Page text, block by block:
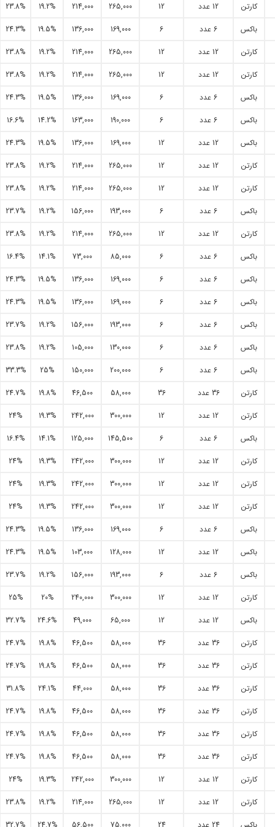
کارتن
12 عدد 12
265,000
214,000
19.2%
23.8%
باکس
6 عدد 6
169,000
136,000
19.5%
24.3%
کارتن
12 عدد 12
265,000
214,000
19.2%
23.8%
کارتن
12 عدد 12
265,000
214,000
19.2%
23.8%
باکس
6 عدد 6
169,000
136,000
19.5%
24.3%
باکس
6 عدد 6
190,000
163,000
14.2%
16.6%
باکس
12 عدد 12
169,000
136,000
19.5%
24.3%
کارتن
12 عدد 12
265,000
214,000
19.2%
23.8%
کارتن
12 عدد 12
265,000
214,000
19.2%
23.8%
باکس
6 عدد 6
193,000
156,000
19.2%
23.7%
کارتن
12 عدد 12
265,000
214,000
19.2%
23.8%
باکس
6 عدد 6
85,000
73,000
14.1%
16.4%
باکس
6 عدد 6
169,000
136,000
19.5%
24.3%
باکس
6 عدد 6
169,000
136,000
19.5%
24.3%
باکس
6 عدد 6
193,000
156,000
19.2%
23.7%
باکس
6 عدد 6
130,000
105,000
19.2%
23.8%
باکس
6 عدد 6
200,000
150,000
25%
33.3%
کارتن
36 عدد 36
58,000
46,500
19.8%
24.7%
کارتن
12 عدد 12
300,000
242,000
19.3%
24%
باکس
6 عدد 6
145,500
125,000
14.1%
16.4%
کارتن
12 عدد 12
300,000
242,000
19.3%
24%
کارتن
12 عدد 12
300,000
242,000
19.3%
24%
کارتن
12 عدد 12
300,000
242,000
19.3%
24%
باکس
6 عدد 6
169,000
136,000
19.5%
24.3%
باکس
12 عدد 12
128,000
103,000
19.5%
24.3%
باکس
6 عدد 6
193,000
156,000
19.2%
23.7%
کارتن
12 عدد 12
300,000
240,000
20%
25%
باکس
12 عدد 12
65,000
49,000
24.6%
32.7%
کارتن
36 عدد 36
58,000
46,500
19.8%
24.7%
کارتن
36 عدد 36
58,000
46,500
19.8%
24.7%
کارتن
36 عدد 36
58,000
44,000
24.1%
31.8%
کارتن
36 عدد 36
58,000
46,500
19.8%
24.7%
کارتن
36 عدد 36
58,000
46,500
19.8%
24.7%
کارتن
36 عدد 36
58,000
46,500
19.8%
24.7%
کارتن
12 عدد 12
300,000
242,000
19.3%
24%
کارتن
12 عدد 12
265,000
214,000
19.2%
23.8%